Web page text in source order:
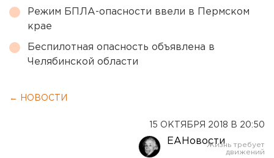
Режим БПЛА-опасности ввели в Пермском
крае
Беспилотная опасность объявлена в
Челябинской области
← НОВОСТИ
15 ОКТЯБРЯ 2018 В 20:50
ЕАНовости